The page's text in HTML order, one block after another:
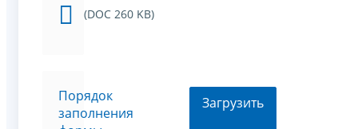
(DOC 260 KB)
Порядок
заполнения
Загрузить